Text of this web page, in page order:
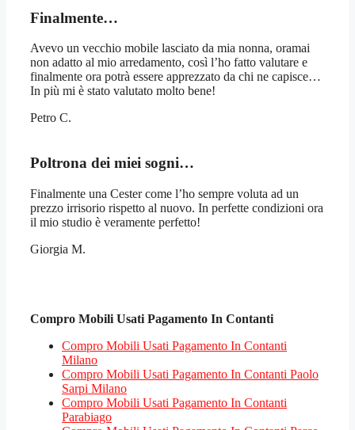
Finalmente…
Avevo un vecchio mobile lasciato da mia nonna, oramai
non adatto al mio arredamento, così l’ho fatto valutare e
finalmente ora potrà essere apprezzato da chi ne capisce…
In più mi è stato valutato molto bene!
Petro C.
Poltrona dei miei sogni…
Finalmente una Cester come l’ho sempre voluta ad un
prezzo irrisorio rispetto al nuovo. In perfette condizioni ora
il mio studio è veramente perfetto!
Giorgia M.
Compro Mobili Usati Pagamento In Contanti
Compro Mobili Usati Pagamento In Contanti
Milano
Compro Mobili Usati Pagamento In Contanti Paolo
Sarpi Milano
Compro Mobili Usati Pagamento In Contanti
Parabiago